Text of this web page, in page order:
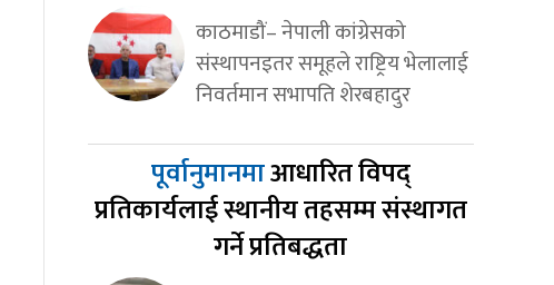
काठमाडौं– नेपाली कांग्रेसको
संस्थापनइतर समूहले राष्ट्रिय भेलालाई
निवर्तमान सभापति शेरबहादुर
पूर्वानुमानमाआधारित विपद्
प्रतिकार्यलाई स्थानीय तहसम्म संस्थागत
गर्ने प्रतिबद्धता